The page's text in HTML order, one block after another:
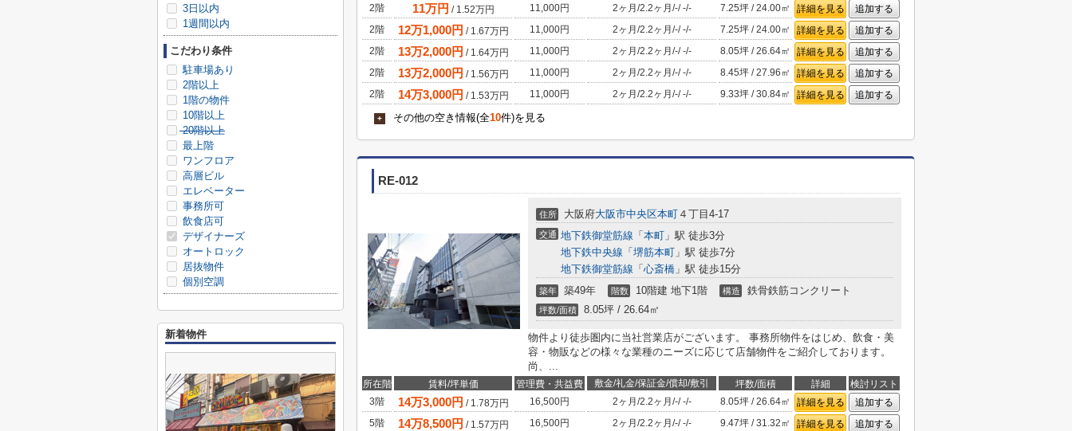
2階
11万円 / 1.52万円 11,000円 2ヶ月 /2.2ヶ月 /-/-/- 7.25坪 / 24.00㎡ 詳細を見る
追加する
2階
12万1,000円 / 1.67万円 11,000円 2ヶ月 /2.2ヶ月 /-/-/- 7.25坪 / 24.00㎡ 詳細を見る
追加する
2階
13万2,000円 / 1.64万円 11,000円 2ヶ月 /2.2ヶ月 /-/-/- 8.05坪 / 26.64㎡ 詳細を見る
追加する
2階
13万2,000円 / 1.56万円 11,000円 2ヶ月 /2.2ヶ月 /-/-/- 8.45坪 / 27.96㎡ 詳細を見る
追加する
2階
14万3,000円 / 1.53万円 11,000円 2ヶ月 /2.2ヶ月 /-/-/- 9.33坪 / 30.84㎡ 詳細を見る 追加する
+ その他の空き情報(全10件)を見る
RE-012
住所 大阪府大阪市中央区本町 ４丁目4-17
交通 地下鉄御堂筋線 「 本町 」駅 徒歩3分
地下鉄中央線 「 堺筋本町 」駅 徒歩7分
地下鉄御堂筋線 「 心斎橋 」駅 徒歩15分
築年 築49年 階数 10階建 地下1階 構造 鉄骨鉄筋コンクリート
坪数/面積 8.05坪 / 26.64㎡
物件より徒歩圏内に当社営業店がございます。 事務所物件をはじめ、飲食・美
容・物販などの様々な業種のニーズに応じて店舗物件をご紹介しております。
尚、...
所在階 賃料/坪単価 管理費・共益費 敷金/礼金/保証金/償却/敷引 坪数/面積 詳細
検討リスト
3階
14万3,000円 / 1.78万円 16,500円 2ヶ月 /2.2ヶ月 /-/-/- 8.05坪 / 26.64㎡ 詳細を見る
追加する
5階
14万8,500円 / 1.57万円 16,500円 2ヶ月 /2.2ヶ月 /-/-/- 9.47坪 / 31.32㎡ 詳細を見る
追加する
3日以内
1週間以内
こだわり条件
駐車場あり
2階以上
1階の物件
10階以上
20階以上
最上階
ワンフロア
高層ビル
エレベーター
事務所可
飲食店可
デザイナーズ
オートロック
居抜物件
個別空調
新着物件